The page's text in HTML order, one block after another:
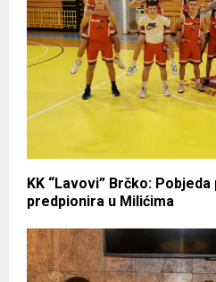
KK “Lavovi” Brčko:
predpionira u Milićima